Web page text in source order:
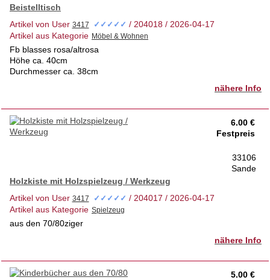
Beistelltisch
Artikel von User
✓✓✓✓✓ / 204018 / 2026-04-17
Artikel aus Kategorie
Fb blasses rosa/altrosa
Höhe ca. 40cm
Durchmesser ca. 38cm
nähere Info
6.00 €
Festpreis
33106
Sande
Holzkiste mit Holzspielzeug / Werkzeug
Artikel von User
✓✓✓✓✓ / 204017 / 2026-04-17
Artikel aus Kategorie
aus den 70/80ziger
nähere Info
5.00 €